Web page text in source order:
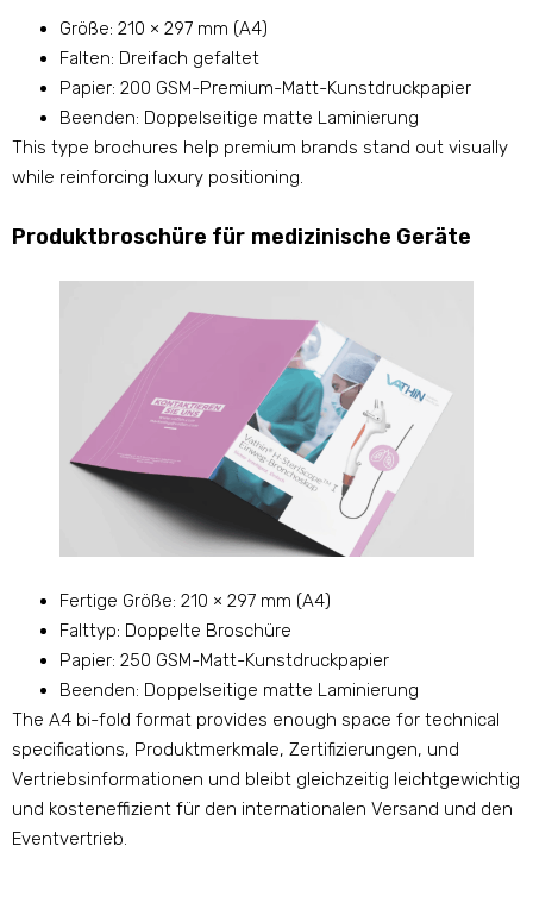
Größe: 210 × 297 mm (A4)
Falten: Dreifach gefaltet
Papier: 200 GSM-Premium-Matt-Kunstdruckpapier
Beenden: Doppelseitige matte Laminierung
This type brochures help premium brands stand out visually
while reinforcing luxury positioning.
Produktbroschüre für medizinische Geräte
Fertige Größe: 210 × 297 mm (A4)
Falttyp: Doppelte Broschüre
Papier: 250 GSM-Matt-Kunstdruckpapier
Beenden: Doppelseitige matte Laminierung
The A4 bi-fold format provides enough space for technical
specifications, Produktmerkmale, Zertifizierungen, und
Vertriebsinformationen und bleibt gleichzeitig leichtgewichtig
und kosteneffizient für den internationalen Versand und den
Eventvertrieb.